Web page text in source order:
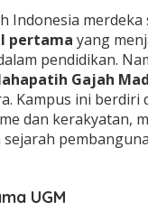
Indonesia merdeka
pertama yang
pendidikan.
Gajah
Kampus ini berdiri
dan kerakyatan,
UGM